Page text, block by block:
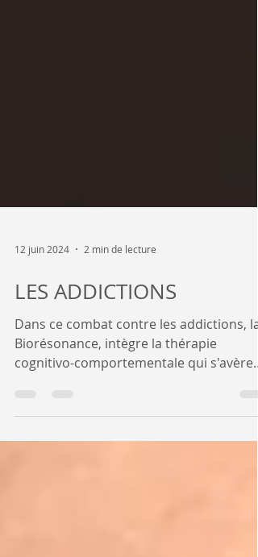
12 juin 2024 2 min de lecture
LES ADDICTIONS
Dans ce combat contre les addictions, la
très efficace.